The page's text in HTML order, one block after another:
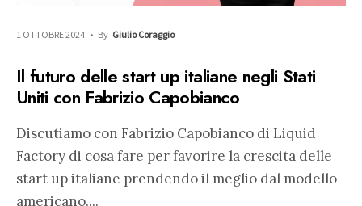
1 OTTOBRE 2024 • By Giulio Coraggio
Il futuro delle start up italiane negli Stati
Uniti con Fabrizio Capobianco
Discutiamo con Fabrizio Capobianco di Liquid
Factory di cosa fare per favorire la crescita delle
start up italiane prendendo il meglio dal modello
americano....